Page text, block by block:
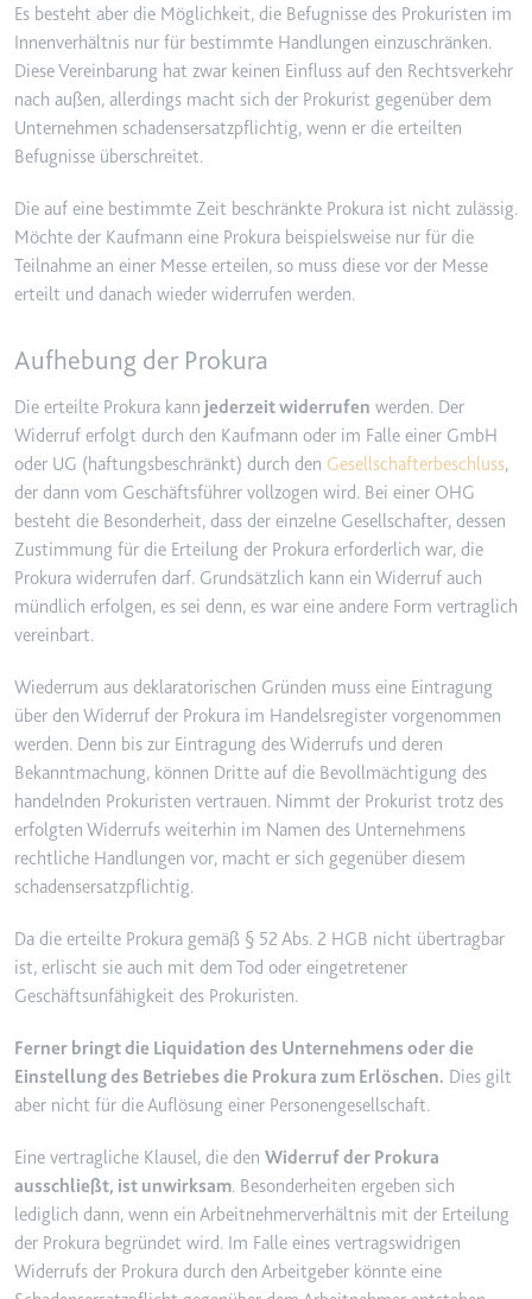
Ablauf:
Beständig
Typ:
HTML Local Storage
YtIdbMeta#databases
Anbieter:
youtube.com
Zweck:
Wird verwendet, um die
Interaktion der Nutzer mit
eingebetteten Inhalten zu
Typ:
IndexedDB
Es besteht aber die Möglichkeit, die Befugnisse des Prokuristen im
Innenverhältnis nur für bestimmte Handlungen einzuschränken.
Diese Vereinbarung hat zwar keinen Einfluss auf den Rechtsverkehr
nach außen, allerdings macht sich der Prokurist gegenüber dem
Unternehmen schadensersatzpflichtig, wenn er die erteilten
Befugnisse überschreitet.
Die auf eine bestimmte Zeit beschränkte Prokura ist nicht zulässig.
Möchte der Kaufmann eine Prokura beispielsweise nur für die
Teilnahme an einer Messe erteilen, so muss diese vor der Messe
erteilt und danach wieder widerrufen werden.
Aufhebung der Prokura
Die erteilte Prokura kann jederzeit widerrufen werden. Der
Widerruf erfolgt durch den Kaufmann oder im Falle einer GmbH
oder UG (haftungsbeschränkt) durch den Gesellschafterbeschluss,
der dann vom Geschäftsführer vollzogen wird. Bei einer OHG
besteht die Besonderheit, dass der einzelne Gesellschafter, dessen
Zustimmung für die Erteilung der Prokura erforderlich war, die
Prokura widerrufen darf. Grundsätzlich kann ein Widerruf auch
mündlich erfolgen, es sei denn, es war eine andere Form vertraglich
vereinbart.
Wiederrum aus deklaratorischen Gründen muss eine Eintragung
über den Widerruf der Prokura im Handelsregister vorgenommen
werden. Denn bis zur Eintragung des Widerrufs und deren
Bekanntmachung, können Dritte auf die Bevollmächtigung des
handelnden Prokuristen vertrauen. Nimmt der Prokurist trotz des
erfolgten Widerrufs weiterhin im Namen des Unternehmens
rechtliche Handlungen vor, macht er sich gegenüber diesem
schadensersatzpflichtig.
Da die erteilte Prokura gemäß § 52 Abs. 2 HGB nicht übertragbar
ist, erlischt sie auch mit dem Tod oder eingetretener
Geschäftsunfähigkeit des Prokuristen.
Ferner bringt die Liquidation des Unternehmens oder die
Einstellung des Betriebes die Prokura zum Erlöschen. Dies gilt
aber nicht für die Auflösung einer Personengesellschaft.
Eine vertragliche Klausel, die den Widerruf der Prokura
ausschließt, ist unwirksam. Besonderheiten ergeben sich
lediglich dann, wenn ein Arbeitnehmerverhältnis mit der Erteilung
der Prokura begründet wird. Im Falle eines vertragswidrigen
Widerrufs der Prokura durch den Arbeitgeber könnte eine